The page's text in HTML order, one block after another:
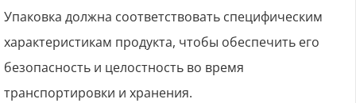
Упаковка должна соответствовать специфическим
характеристикам продукта, чтобы обеспечить его
безопасность и целостность во время
транспортировки и хранения.